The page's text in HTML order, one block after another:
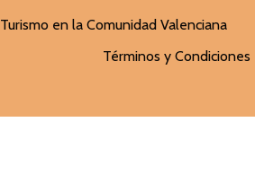
Turismo en la Comunidad Valenciana
Términos y Condiciones